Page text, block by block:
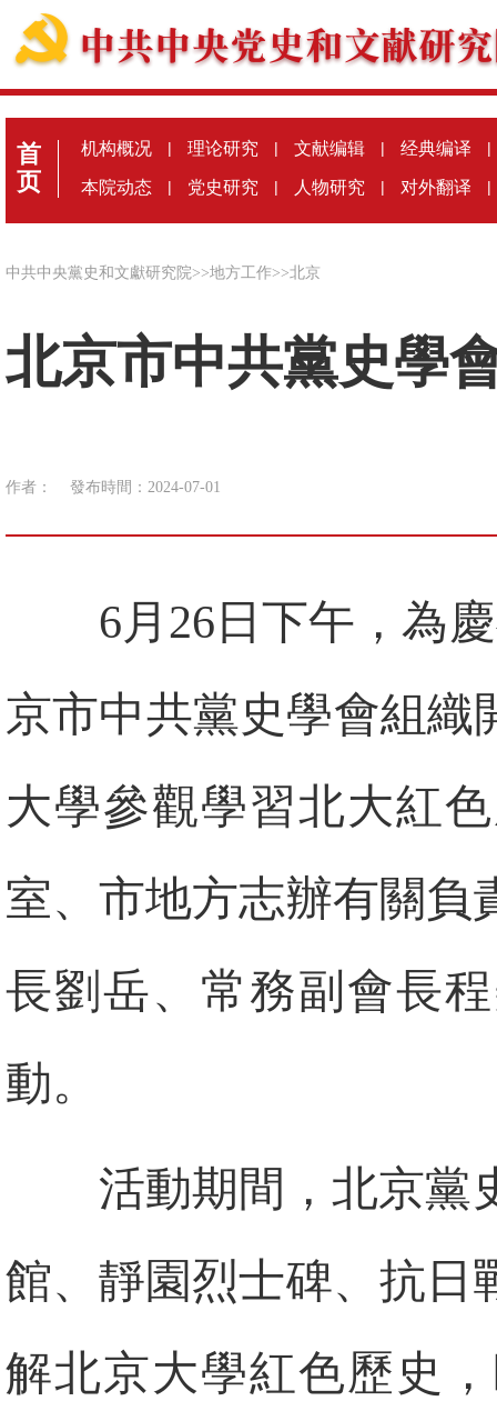
首
页
机构概况 | 理论研究 | 文献编辑 | 经典编译 |
本院动态 | 党史研究 | 人物研究 | 对外翻译 |
中共中央黨史和文獻研究院>>地方工作>>北京
北京市中共黨史學
作者： 發布時間：2024-07-01
6月26日下午，為
京市中共黨史學會組織
大學參觀學習北大紅
室、市地方志辦有關負
長劉岳、常務副會長
動。
活動期間，北京黨
館、靜園烈士碑、抗日
解北京大學紅色歷史